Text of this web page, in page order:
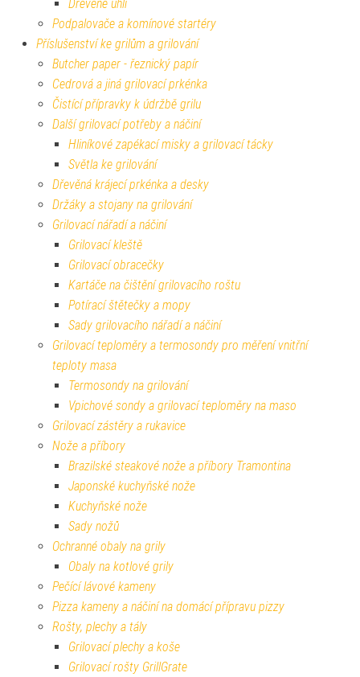
Dřevěné uhlí
Podpalovače a komínové startéry
Příslušenství ke grilům a grilování
Butcher paper - řeznický papír
Cedrová a jiná grilovací prkénka
Čistící přípravky k údržbě grilu
Další grilovací potřeby a náčiní
Hliníkové zapékací misky a grilovací tácky
Světla ke grilování
Dřevěná krájecí prkénka a desky
Držáky a stojany na grilování
Grilovací nářadí a náčiní
Grilovací kleště
Grilovací obracečky
Kartáče na čištění grilovacího roštu
Potírací štětečky a mopy
Sady grilovacího nářadí a náčiní
Grilovací teploměry a termosondy pro měření vnitřní
teploty masa
Termosondy na grilování
Vpichové sondy a grilovací teploměry na maso
Grilovací zástěry a rukavice
Nože a příbory
Brazilské steakové nože a příbory Tramontina
Japonské kuchyňské nože
Kuchyňské nože
Sady nožů
Ochranné obaly na grily
Obaly na kotlové grily
Pečící lávové kameny
Pizza kameny a náčiní na domácí přípravu pizzy
Rošty, plechy a tály
Grilovací plechy a koše
Grilovací rošty GrillGrate